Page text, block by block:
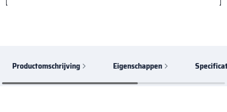
Productomschrijving Eigenschappen